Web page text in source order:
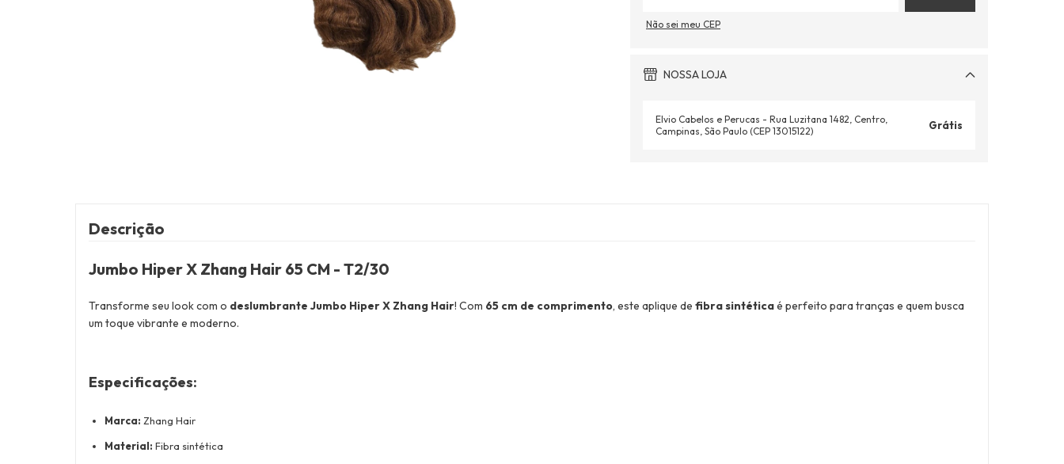
Não sei meu CEP
NOSSA LOJA
Elvio Cabelos e Perucas - Rua Luzitana 1482, Centro,
Campinas, São Paulo (CEP 13015122)
Grátis
Descrição
Jumbo Hiper X Zhang Hair 65 CM - T2/30
Transforme seu look com o deslumbrante Jumbo Hiper X Zhang Hair! Com 65 cm de comprimento, este aplique de fibra sintéticaé perfeito para tranças e quem busca
um toque vibrante e moderno.
Especificações:
Marca: Zhang Hair
Material: Fibra sintética